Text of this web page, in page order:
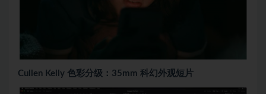
Cullen Kelly 色彩分级：35mm 科幻外观短片